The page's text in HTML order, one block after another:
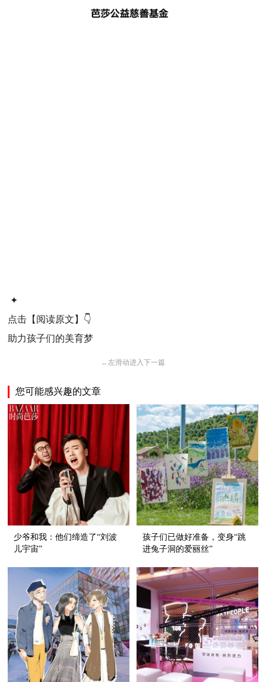
✦
点击【阅读原文】👇
助力孩子们的美育梦
←左滑动进入下一篇
您可能感兴趣的文章
少爷和我：他们缔造了“刘波
儿宇宙”
孩子们已做好准备，变身“跳
进兔子洞的爱丽丝”